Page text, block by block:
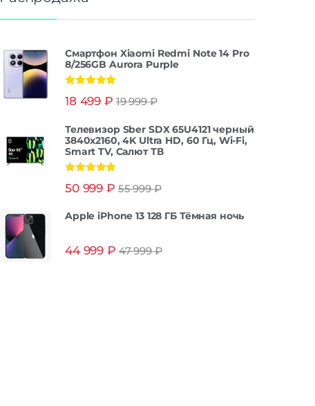
Смартфон Xiaomi Redmi Note 14 Pro
8/256GB Aurora Purple
из 5
18 499 ₽ 19 999₽
Телевизор Sber SDX 65U4121 черный
3840x2160, 4K Ultra HD, 60 Гц, Wi-Fi,
Smart TV, Салют ТВ
из 5
50 999 ₽ 55 999₽
Apple iPhone 13 128 ГБ Тёмная ночь
44 999 ₽ 47 999₽